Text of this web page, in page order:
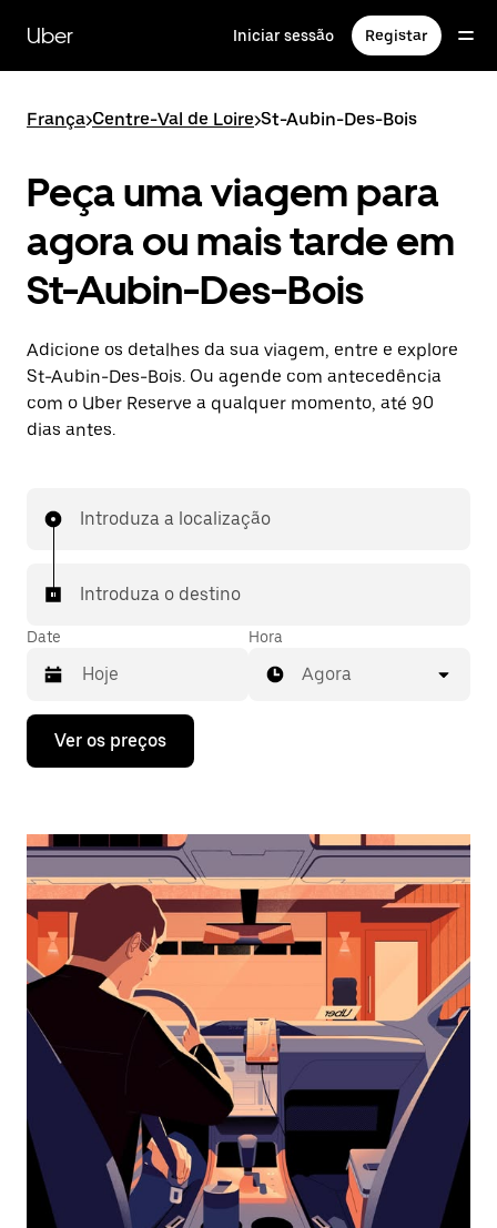
para
conteúdo
Uber Iniciar sessão Registar
França>Centre-Val de Loire>St-Aubin-Des-Bois
Peça uma viagem para
agora ou mais tarde em
St-Aubin-Des-Bois
Adicione os detalhes da sua viagem, entre e explore
St-Aubin-Des-Bois. Ou agende com antecedência
com o Uber Reserve a qualquer momento, até 90
dias antes.
Introduza a localização
Introduza o destino
Date
Prima
tecla
interagir
o
calendário
selecionar
uma
data.
Prima
o
botão
o
calendário.
Hora
Agora
Ver os preços